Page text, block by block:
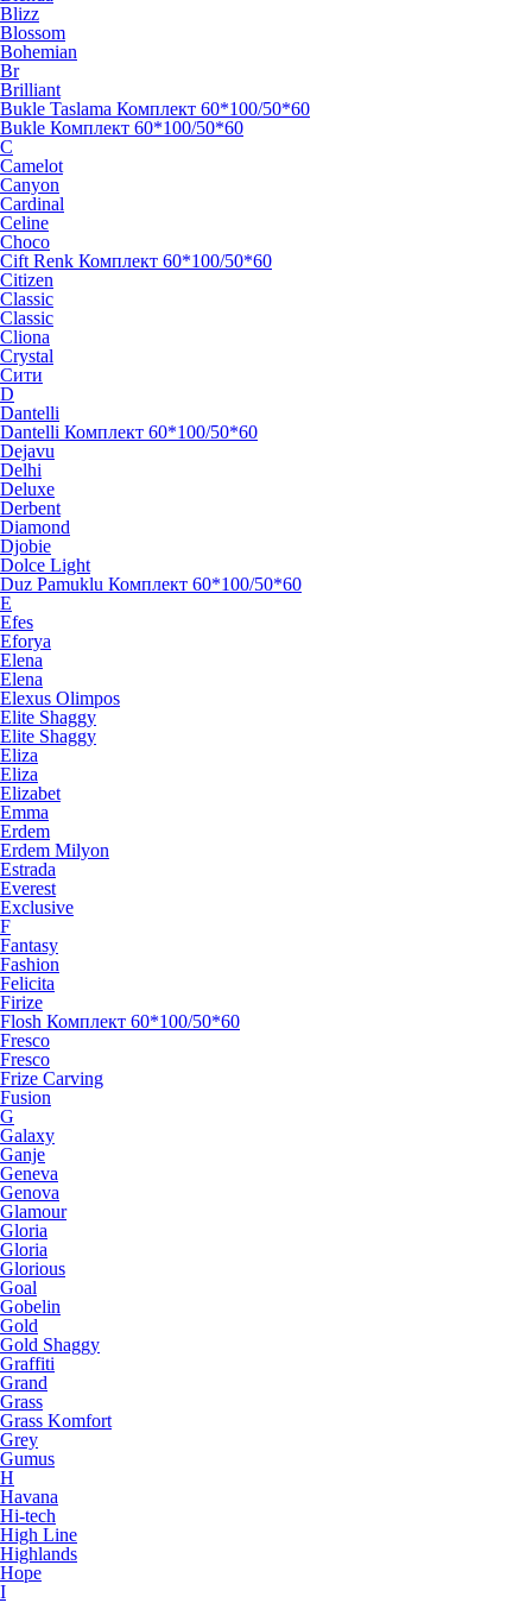
Blizz
Blossom
Bohemian
Br
Brilliant
Bukle Taslama Комплект 60*100/50*60
Bukle Комплект 60*100/50*60
C
Camelot
Canyon
Cardinal
Celine
Choco
Cift Renk Комплект 60*100/50*60
Citizen
Classic
Classic
Cliona
Crystal
Cити
D
Dantelli
Dantelli Комплект 60*100/50*60
Dejavu
Delhi
Deluxe
Derbent
Diamond
Djobie
Dolce Light
Duz Pamuklu Комплект 60*100/50*60
E
Efes
Eforya
Elena
Elena
Elexus Olimpos
Elite Shaggy
Elite Shaggy
Eliza
Eliza
Elizabet
Emma
Erdem
Erdem Milyon
Estrada
Everest
Exclusive
F
Fantasy
Fashion
Felicita
Firize
Flosh Комплект 60*100/50*60
Fresco
Fresco
Frize Carving
Fusion
G
Galaxy
Ganje
Geneva
Genova
Glamour
Gloria
Gloria
Glorious
Goal
Gobelin
Gold
Gold Shaggy
Graffiti
Grand
Grass
Grass Komfort
Grey
Gumus
H
Havana
Hi-tech
High Line
Highlands
Hope
I